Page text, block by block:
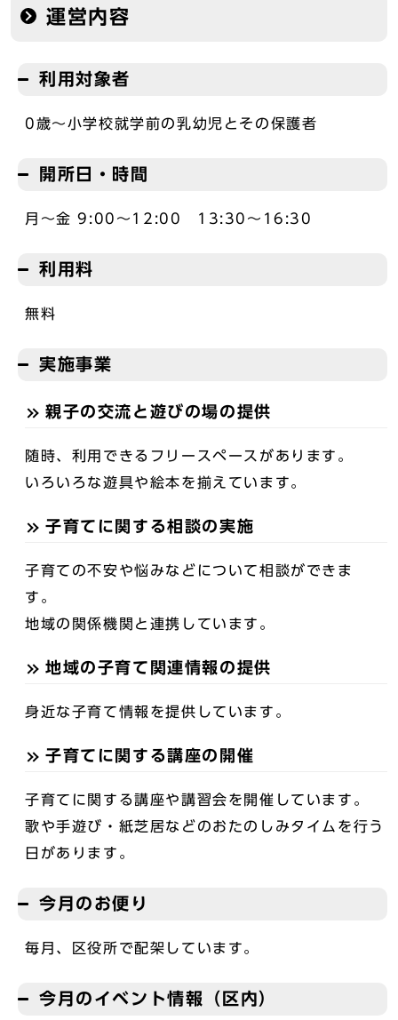
運営内容
利用対象者
0歳～小学校就学前の乳幼児とその保護者
開所日・時間
月～金 9:00～12:00 13:30～16:30
利用料
無料
実施事業
親子の交流と遊びの場の提供
随時、利用できるフリースペースがあります。
いろいろな遊具や絵本を揃えています。
子育てに関する相談の実施
子育ての不安や悩みなどについて相談ができま
す。
地域の関係機関と連携しています。
地域の子育て関連情報の提供
身近な子育て情報を提供しています。
子育てに関する講座の開催
子育てに関する講座や講習会を開催しています。
歌や手遊び・紙芝居などのおたのしみタイムを行う
日があります。
今月のお便り
毎月、区役所で配架しています。
今月のイベント情報（区内）